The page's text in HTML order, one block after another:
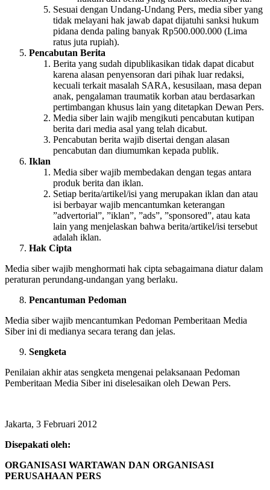
Sesuai dengan Undang-Undang Pers, media siber yang
tidak melayani hak jawab dapat dijatuhi sanksi hukum
pidana denda paling banyak Rp500.000.000 (Lima
ratus juta rupiah).
Pencabutan Berita
Berita yang sudah dipublikasikan tidak dapat dicabut
karena alasan penyensoran dari pihak luar redaksi,
kecuali terkait masalah SARA, kesusilaan, masa depan
anak, pengalaman traumatik korban atau berdasarkan
pertimbangan khusus lain yang ditetapkan Dewan Pers.
Media siber lain wajib mengikuti pencabutan kutipan
berita dari media asal yang telah dicabut.
Pencabutan berita wajib disertai dengan alasan
pencabutan dan diumumkan kepada publik.
Iklan
Media siber wajib membedakan dengan tegas antara
produk berita dan iklan.
Setiap berita/artikel/isi yang merupakan iklan dan atau
isi berbayar wajib mencantumkan keterangan
”advertorial”, ”iklan”, ”ads”, ”sponsored”, atau kata
lain yang menjelaskan bahwa berita/artikel/isi tersebut
adalah iklan.
Hak Cipta
Media siber wajib menghormati hak cipta sebagaimana diatur dalam
peraturan perundang-undangan yang berlaku.
Pencantuman Pedoman
Media siber wajib mencantumkan Pedoman Pemberitaan Media
Siber ini di medianya secara terang dan jelas.
Sengketa
Penilaian akhir atas sengketa mengenai pelaksanaan Pedoman
Pemberitaan Media Siber ini diselesaikan oleh Dewan Pers.
Jakarta, 3 Februari 2012
Disepakati oleh:
ORGANISASI WARTAWAN DAN ORGANISASI
PERUSAHAAN PERS